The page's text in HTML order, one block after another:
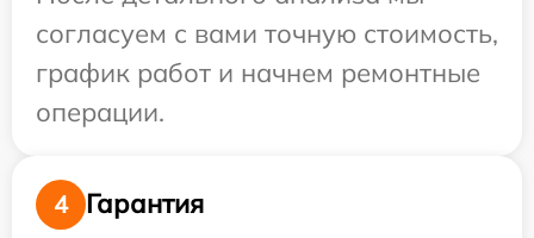
согласуем с вами точную стоимость,
график работ и начнем ремонтные
операции.
4
Гарантия